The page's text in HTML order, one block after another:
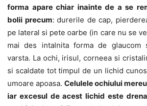
forma apare chiar inainte de a se
bolii precum: durerile de cap,
pe lateral si pete oarbe (in care nu se
mai des intalnita forma de glaucom
varsta. La ochi, irisul, corneea si
si scaldate tot timpul de un lichid
umoare apoasa. Celulele ochiului
iar excesul de acest lichid este